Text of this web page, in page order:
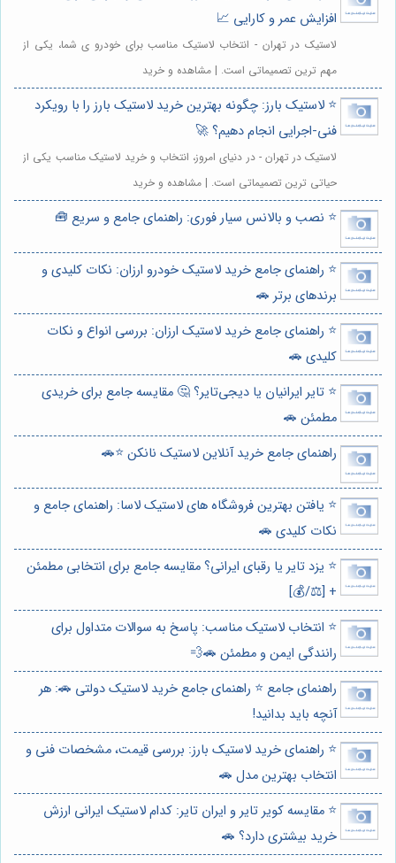
افزایش عمر و کارایی 📈
لاستیک در تهران - انتخاب لاستیک مناسب برای خودرو ی شما، یکی از
مهم ترین تصمیماتی است. | مشاهده و خرید
⭐️ لاستیک بارز: چگونه بهترین خرید لاستیک بارز را با رویکرد
فنی-اجرایی انجام دهیم؟ 🚀
لاستیک در تهران - در دنیای امروز، انتخاب و خرید لاستیک مناسب یکی از
حیاتی ترین تصمیماتی است. | مشاهده و خرید
⭐️ نصب و بالانس سیار فوری: راهنمای جامع و سریع 🧰
⭐️ راهنمای جامع خرید لاستیک خودرو ارزان: نکات کلیدی و
برندهای برتر 🚗
⭐️ راهنمای جامع خرید لاستیک ارزان: بررسی انواع و نکات
کلیدی 🚗
⭐️ تایر ایرانیان یا دیجی‌تایر؟ 🤔 مقایسه جامع برای خریدی
مطمئن 🚗
راهنمای جامع خرید آنلاین لاستیک نانکن ⭐️🚗
⭐️ یافتن بهترین فروشگاه های لاستیک لاسا: راهنمای جامع و
نکات کلیدی 🚗
⭐️ یزد تایر یا رقبای ایرانی؟ مقایسه جامع برای انتخابی مطمئن
+ [⚖️/💰]
⭐️ انتخاب لاستیک مناسب: پاسخ به سوالات متداول برای
رانندگی ایمن و مطمئن 🚗💨
راهنمای جامع ⭐️ راهنمای جامع خرید لاستیک دولتی 🚗: هر
آنچه باید بدانید!
⭐️ راهنمای خرید لاستیک بارز: بررسی قیمت، مشخصات فنی و
انتخاب بهترین مدل 🚗
⭐️ مقایسه کویر تایر و ایران تایر: کدام لاستیک ایرانی ارزش
خرید بیشتری دارد؟ 🚗